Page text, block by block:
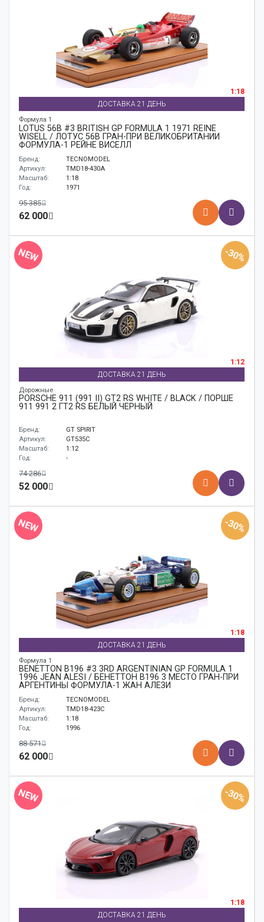
1:18
ДОСТАВКА 21 ДЕНЬ
Формула 1
LOTUS 56B #3 BRITISH GP FORMULA 1 1971 REINE
WISELL / ЛОТУС 56B ГРАН-ПРИ ВЕЛИКОБРИТАНИИ
ФОРМУЛА-1 РЕЙНЕ ВИСЕЛЛ
Бренд:
TECNOMODEL
Артикул:
TMD18-430A
Масштаб:
1:18
Год:
1971
95 385
62 000
NEW -30%
1:12
ДОСТАВКА 21 ДЕНЬ
Дорожные
PORSCHE 911 (991 II) GT2 RS WHITE / BLACK / ПОРШЕ
911 991 2 ГТ2 RS БЕЛЫЙ ЧЕРНЫЙ
Бренд:
GT SPIRIT
Артикул:
GT535C
Масштаб:
1:12
Год:
-
74 286
52 000
NEW -30%
1:18
ДОСТАВКА 21 ДЕНЬ
Формула 1
BENETTON B196 #3 3RD ARGENTINIAN GP FORMULA 1
1996 JEAN ALESI / БЕНЕТТОН B196 3 МЕСТО ГРАН-ПРИ
АРГЕНТИНЫ ФОРМУЛА-1 ЖАН АЛЕЗИ
Бренд:
TECNOMODEL
Артикул:
TMD18-423C
Масштаб:
1:18
Год:
1996
88 571
62 000
NEW -30%
1:18
ДОСТАВКА 21 ДЕНЬ